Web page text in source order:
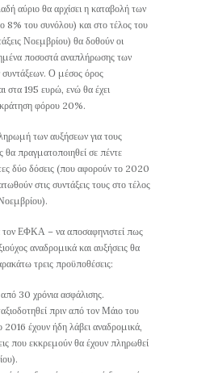
αύριο θα αρχίσει η καταβολή των
8% του συνόλου) και στο τέλος του
Νοεμβρίου) θα δοθούν οι
ποσοστά αναπλήρωσης των
Ο μέσος όρος
στα 195 ευρώ, ενώ θα έχει
φόρου 20%.
των αυξήσεων για τους
θα πραγματοποιηθεί σε πέντε
δύο δόσεις (που αφορούν το 2020
στις συντάξεις τους στο τέλος
τον ΕΦΚΑ – να αποσαφηνιστεί πως
αναδρομικά και αυξήσεις θα
τρεις προϋποθέσεις:
30 χρόνια ασφάλισης.
πριν από τον Μάιο του
έχουν ήδη λάβει αναδρομικά,
που εκκρεμούν θα έχουν πληρωθεί